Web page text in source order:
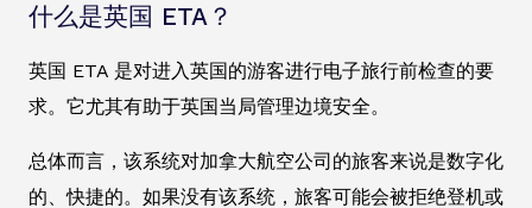
什么是英国 ETA？
英国 ETA 是对进入英国的游客进行电子旅行前检查的要
求。它尤其有助于英国当局管理边境安全。
总体而言，该系统对加拿大航空公司的旅客来说是数字化
的、快捷的。如果没有该系统，旅客可能会被拒绝登机或